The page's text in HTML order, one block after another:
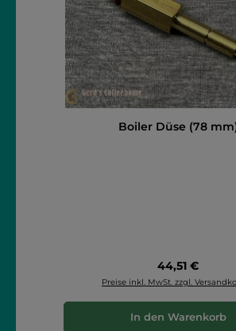
Boiler Düse (78
Regulärer
44,51 €
Preise inkl. MwSt. zzgl.
In den Warenkorb